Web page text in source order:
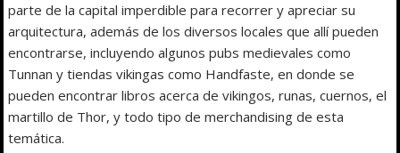
parte de la capital imperdible para recorrer y apreciar su
arquitectura, además de los diversos locales que allí pueden
encontrarse, incluyendo algunos pubs medievales como
Tunnan y tiendas vikingas como Handfaste, en donde se
pueden encontrar libros acerca de vikingos, runas, cuernos, el
martillo de Thor, y todo tipo de merchandising de esta
temática.